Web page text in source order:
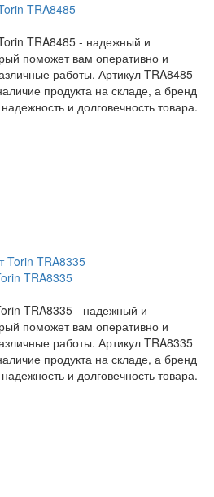
TRA8485
TRA8485 - надежный и
поможет вам оперативно и
работы. Артикул TRA8485
продукта на складе, а бренд
и долговечность товара.
TRA8335
TRA8335 - надежный и
поможет вам оперативно и
работы. Артикул TRA8335
продукта на складе, а бренд
и долговечность товара.